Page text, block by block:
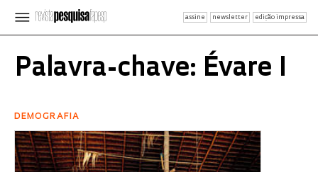
assine newsletter edição impressa
Palavra-chave: Évare I
DEMOGRAFIA